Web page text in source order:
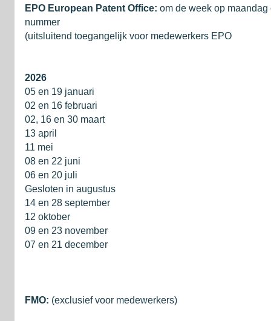
EPO European Patent Office:om de week op
nummer
(uitsluitend toegangelijk voor medewerkers EPO
2026
05 en 19 januari
02 en 16 februari
02, 16 en 30 maart
13 april
11 mei
08 en 22 juni
06 en 20 juli
Gesloten in augustus
14 en 28 september
12 oktober
09 en 23 november
07 en 21 december
FMO: (exclusief voor medewerkers)